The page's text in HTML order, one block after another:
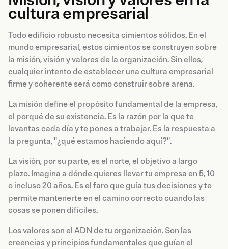
cultura empresarial
Todo edificio robusto necesita cimientos sólidos. En el
mundo empresarial, estos cimientos se construyen sobre
la misión, visión y valores de la organización. Sin ellos,
cualquier intento de establecer una cultura empresarial
firme y coherente será como construir sobre arena.
La misión define el propósito fundamental de la empresa,
el porqué de su existencia. Es la razón por la que te
levantas cada día y te pones a trabajar. Es la respuesta a
la pregunta, "¿qué estamos haciendo aquí?".
La visión, por su parte, es el norte, el objetivo a largo
plazo. Imagina a dónde quieres llevar tu empresa en 5, 10
o incluso 20 años. Es el faro que guía tus decisiones y te
permite mantenerte en el camino correcto cuando las
cosas se ponen difíciles.
Los valores son el ADN de tu organización. Son las
creencias y principios fundamentales que guían el